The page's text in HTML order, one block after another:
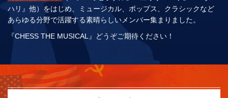
ハリ』他）をはじめ、ミュージカル、ポップス、クラシックなど
あらゆる分野で活躍する素晴らしいメンバー集まりました。
『CHESS THE MUSICAL』どうぞご期待ください！